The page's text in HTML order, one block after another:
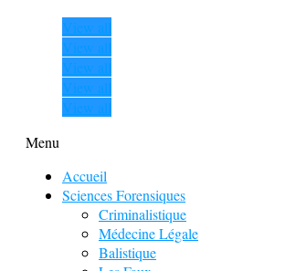
View all
View all
View all
View all
View all
Menu
Accueil
Sciences Forensiques
Criminalistique
Médecine Légale
Balistique